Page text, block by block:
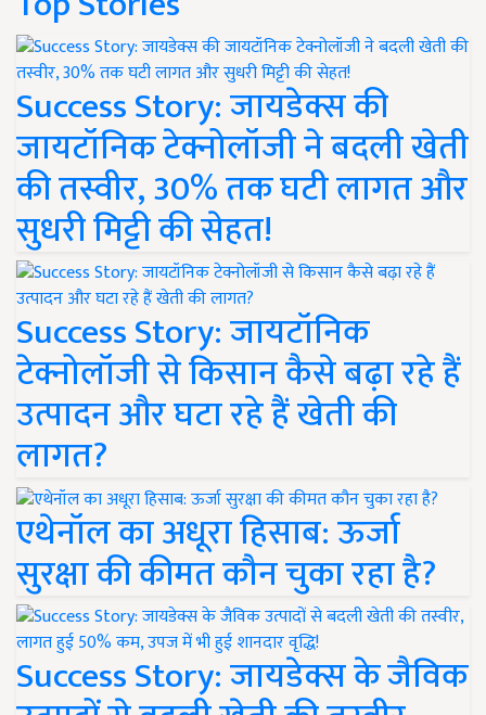
Success Story: जायडेक्स की
जायटॉनिक टेक्नोलॉजी ने बदली खेती
की तस्वीर, 30% तक घटी लागत और
सुधरी मिट्टी की सेहत!
Success Story: जायटॉनिक
टेक्नोलॉजी से किसान कैसे बढ़ा रहे हैं
उत्पादन और घटा रहे हैं खेती की
लागत?
एथेनॉल का अधूरा हिसाब: ऊर्जा
सुरक्षा की कीमत कौन चुका रहा है?
Success Story: जायडेक्स के जैविक